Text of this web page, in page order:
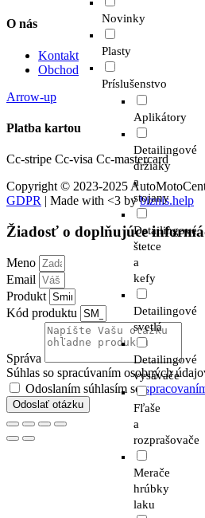
Novinky
Plasty
Príslušenstvo
Aplikátory
Detailingové
držiaky
a
stojany
Detailingové
štetce
a
kefy
Detailingové
svetlá
Detailingové
vysávače
Fľaše
a
rozprašovače
Merače
hrúbky
laku
O nás
Kontakt
Obchod
Arrow-up
Platba kartou
Cc-stripe Cc-visa Cc-mastercard
Copyright © 2023-2025
GDPR | Made with <3 bybiznis.help
Žiadosť o doplňujúce
Meno
Email
Produkt
Kód produktu
Správa
Súhlas so spracúvaním osobných
Odoslaním súhlasím so
Odoslať otázku